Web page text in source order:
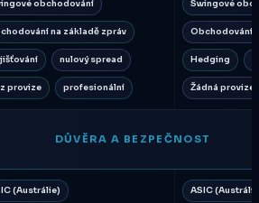
obchodování
na základě zpráv
nulový spread
provize profesionální
Swingové
Obchodování
Hedging
Žádná provize
DŮVĚRA A BEZPEČNOST
(Austrálie) ASIC